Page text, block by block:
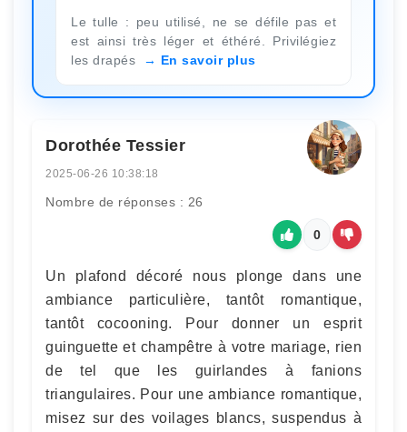
Le tulle : peu utilisé, ne se défile pas et
est ainsi très léger et éthéré. Privilégiez
les drapés
En savoir plus
Dorothée Tessier
2025-06-26 10:38:18
Nombre de réponses : 26
0
Un plafond décoré nous plonge dans une
ambiance particulière, tantôt romantique,
tantôt cocooning. Pour donner un esprit
guinguette et champêtre à votre mariage, rien
de tel que les guirlandes à fanions
triangulaires. Pour une ambiance romantique,
misez sur des voilages blancs, suspendus à